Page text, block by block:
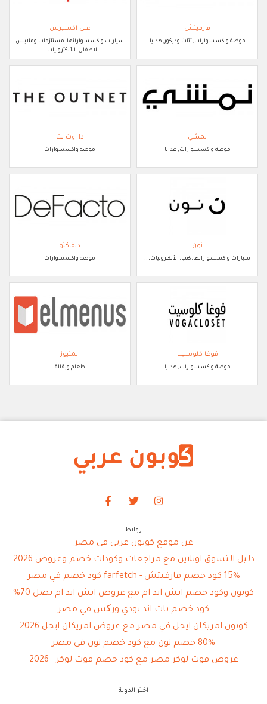
فارفيتش
موضة واكسسوارات, أثاث وديكور, هدايا
علي اكسبرس
سيارات واكسسواراتها, مستلزمات وملابس
الاطفال, الألكترونيات, ..
نمشي
موضة واكسسوارات, هدايا
ذا اوت نت
موضة واكسسوارات
نون
سيارات واكسسواراتها, كتب, الألكترونيات, ..
ديفاكتو
موضة واكسسوارات
فوغا كلوسيت
موضة واكسسوارات, هدايا
المنيوز
طعام وبقالة
روابط
عن موقع كوبون عربي في مصر
دليل التسوق اونلاين مع مراجعات وكودات خصم وعروض 2026
15% كود خصم فارفيتش - farfetch كود خصم في مصر
كوبون وكود خصم اتش اند ام مع عروض اتش اند ام تصل 70%
كود خصم باث اند بودي ورکس في مصر
كوبون امريكان ايجل في مصر مع عروض امريكان ايجل 2026
80% خصم نون مع كود خصم نون في مصر
عروض فوت لوكر مصر مع كود خصم فوت لوكر - 2026
اختر الدولة